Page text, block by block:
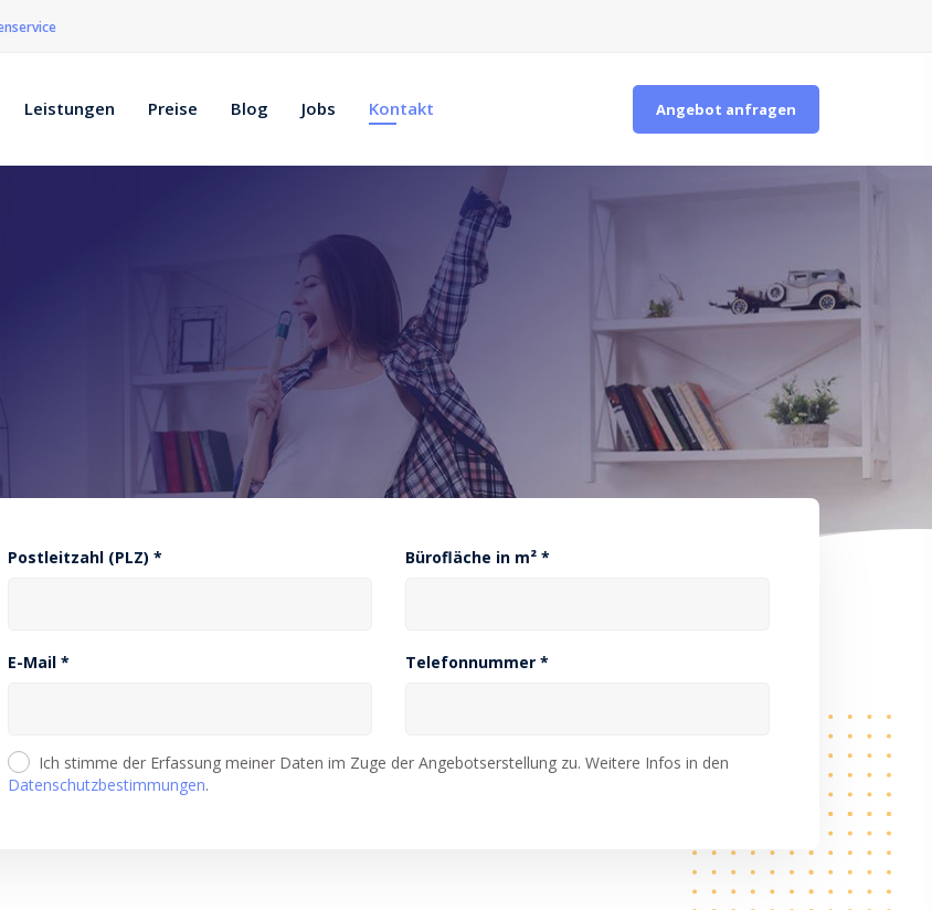
Angebot anfragen
Leistungen Preise Blog Jobs Kontakt
Postleitzahl (PLZ) * Bürofläche in m² *
E-Mail * Telefonnummer *
Ich stimme der Erfassung meiner Daten im Zuge der Angebotserstellung zu. Weitere Infos in den
Datenschutzbestimmungen.